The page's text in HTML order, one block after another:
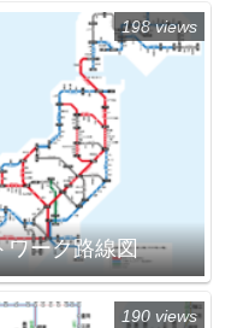
ワーク路線図
198 views
190 views